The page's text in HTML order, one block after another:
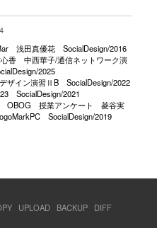
浅田真優花
SocialDesign/2016
香
中西華子/通信ネットワーク演
2025
ザイン演習ⅡB
SocialDesign/2022
SocialDesign/2021
OBOG 授業アンケート
菱谷実
SocialDesign/2019
UPLOAD BACKUP
DIFF